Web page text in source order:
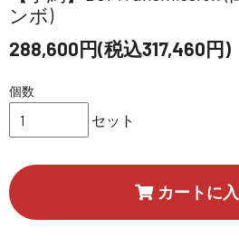
ンボ)
288,600円(税込317,460円)
個数
セット
カートに